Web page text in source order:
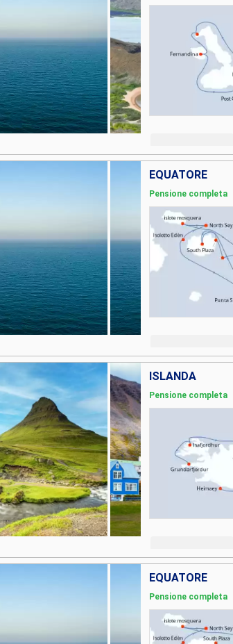
EQUATORE
Pensione completa
ISLANDA
Pensione completa
EQUATORE
Pensione completa